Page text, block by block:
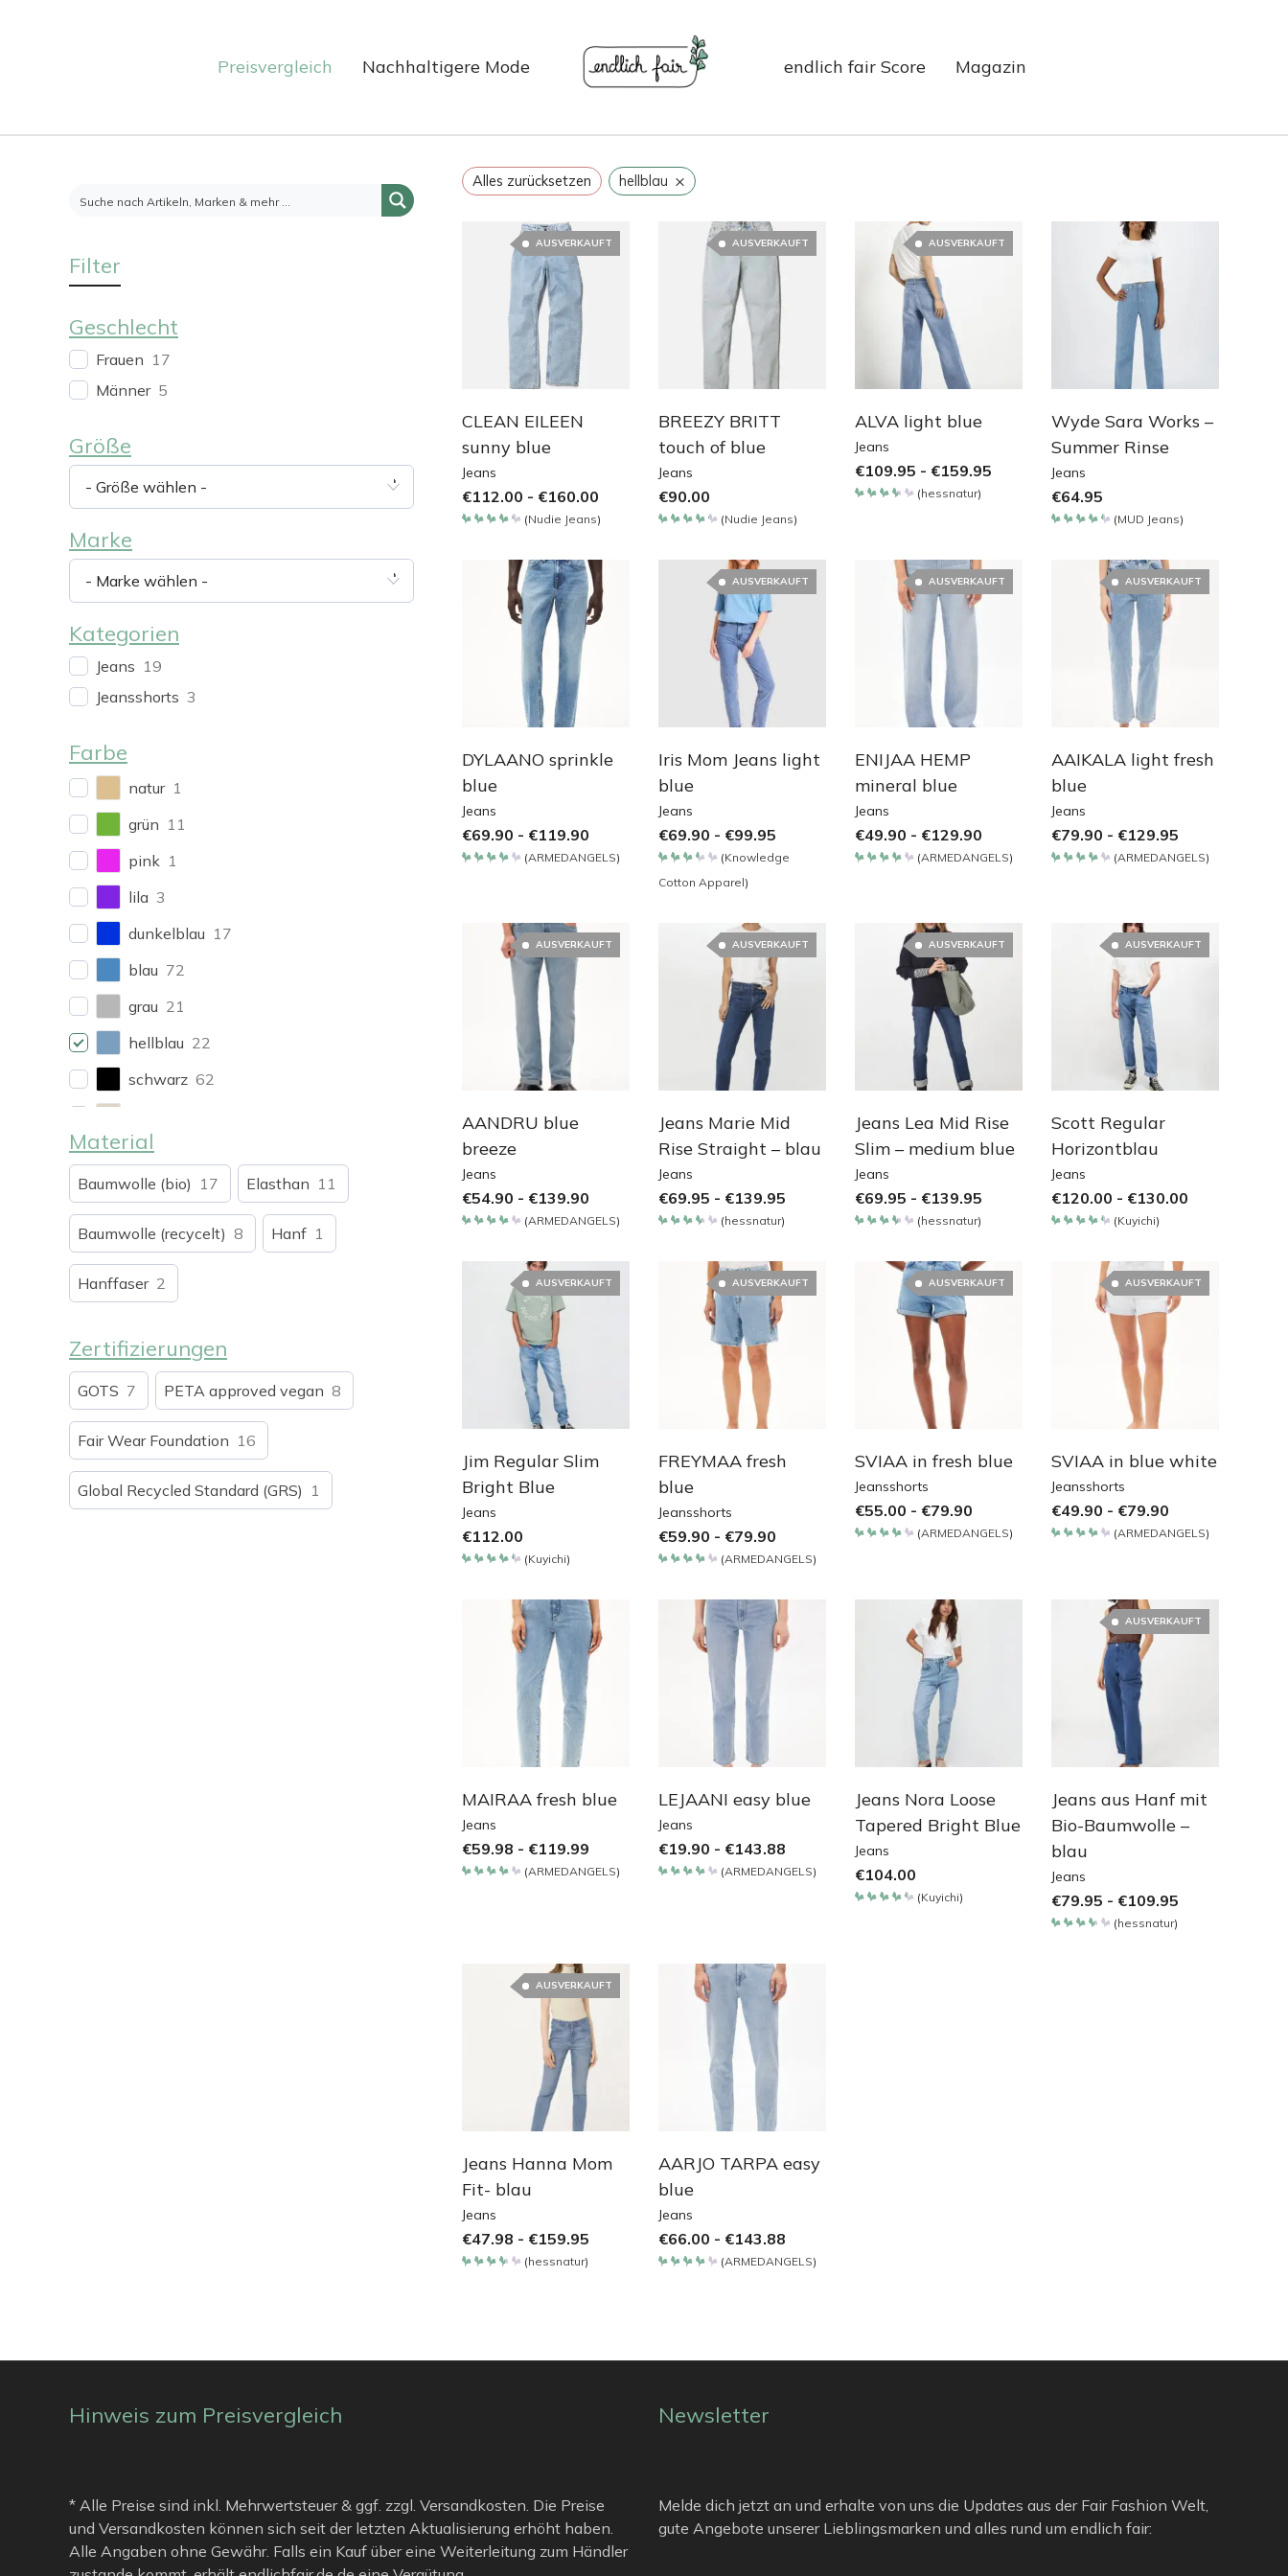
Preisvergleich Nachhaltigere Mode endlich fair Score Magazin
Alles zurücksetzen hellblau ×
AUSVERKAUFT
CLEAN EILEEN
sunny blue
Jeans
€112.00 - €160.00
(Nudie Jeans)
AUSVERKAUFT
BREEZY BRITT
touch of blue
Jeans
€90.00
von 5
(Nudie Jeans)
AUSVERKAUFT
ALVA light blue
Jeans
€109.95 - €159.95
(hessnatur)
Wyde Sara Works –
Summer Rinse
Jeans
€64.95
(MUD Jeans)
DYLAANO sprinkle
blue
Jeans
€69.90 - €119.90
(ARMEDANGELS)
AUSVERKAUFT
Iris Mom Jeans light
blue
Jeans
€69.90 - €99.95
mit
(Knowledge
Cotton Apparel)
AUSVERKAUFT
ENIJAA HEMP
mineral blue
Jeans
€49.90 - €129.90
(ARMEDANGELS)
AUSVERKAUFT
AAIKALA light fresh
blue
Jeans
€79.90 - €129.95
(ARMEDANGELS)
AUSVERKAUFT
AANDRU blue
breeze
Jeans
€54.90 - €139.90
(ARMEDANGELS)
AUSVERKAUFT
Jeans Marie Mid
Rise Straight – blau
Jeans
€69.95 - €139.95
(hessnatur)
AUSVERKAUFT
Jeans Lea Mid Rise
Slim – medium blue
Jeans
€69.95 - €139.95
von 5
(hessnatur)
AUSVERKAUFT
Scott Regular
Horizontblau
Jeans
€120.00 - €130.00
(Kuyichi)
AUSVERKAUFT
Jim Regular Slim
Bright Blue
Jeans
€112.00
(Kuyichi)
AUSVERKAUFT
FREYMAA fresh
blue
Jeansshorts
€59.90 - €79.90
von 5
(ARMEDANGELS)
AUSVERKAUFT
SVIAA in fresh blue
Jeansshorts
€55.00 - €79.90
(ARMEDANGELS)
AUSVERKAUFT
SVIAA in blue white
Jeansshorts
€49.90 - €79.90
(ARMEDANGELS)
MAIRAA fresh blue
Jeans
€59.98 - €119.99
(ARMEDANGELS)
LEJAANI easy blue
Jeans
€19.90 - €143.88
(ARMEDANGELS)
Jeans Nora Loose
Tapered Bright Blue
Jeans
€104.00
(Kuyichi)
AUSVERKAUFT
Jeans aus Hanf mit
Bio-Baumwolle –
blau
Jeans
€79.95 - €109.95
(hessnatur)
AUSVERKAUFT
Jeans Hanna Mom
Fit- blau
Jeans
€47.98 - €159.95
(hessnatur)
AARJO TARPA easy
blue
Jeans
€66.00 - €143.88
(ARMEDANGELS)
Filter
Geschlecht
Frauen 17
Männer 5
Größe
- Größe wählen -
Marke
- Marke wählen -
Kategorien
Jeans 19
Jeansshorts 3
Farbe
natur 1
grün 11
pink 1
lila 3
dunkelblau 17
blau 72
grau 21
hellblau 22
schwarz 62
weiß
braun 3
beige
gelb 3
rot 5
orange 1
Material
Baumwolle (bio) 17 Elasthan 11
Baumwolle (recycelt) 8 Hanf 1
Hanffaser 2
Zertifizierungen
GOTS 7 PETA approved vegan 8
Fair Wear Foundation 16
Global Recycled Standard (GRS) 1
Hinweis zum Preisvergleich
* Alle Preise sind inkl. Mehrwertsteuer & ggf. zzgl. Versandkosten. Die Preise
und Versandkosten können sich seit der letzten Aktualisierung erhöht haben.
Alle Angaben ohne Gewähr. Falls ein Kauf über eine Weiterleitung zum Händler
Newsletter
Melde dich jetzt an und erhalte von uns die Updates aus der Fair Fashion Welt,
gute Angebote unserer Lieblingsmarken und alles rund um endlich fair: